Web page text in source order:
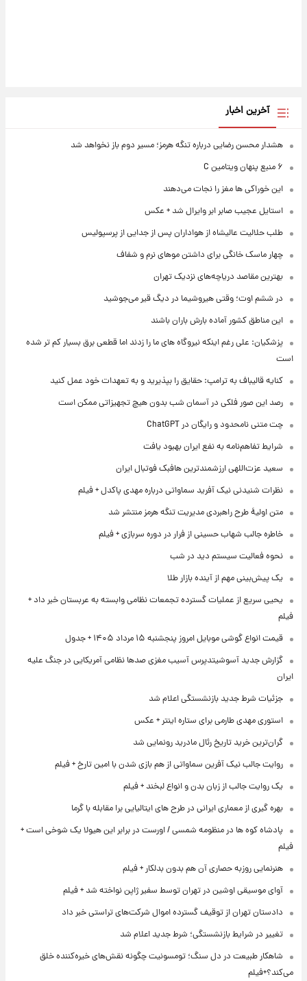
آخرین اخبار
هشدار محسن رضایی درباره تنگه هرمز؛ مسیر دوم باز نخواهد شد
۶ منبع پنهان ویتامین C
این خوراکی ها مغز را نجات می‌دهند
استایل عجیب صابر ابر وایرال شد + عکس
طلب حلالیت عالیشاه از هواداران پس از جدایی از پرسپولیس
چهار ماسک خانگی برای داشتن موهای نرم و شفاف
بهترین مقاصد دریاچه‌های نزدیک تهران
در ششم اوت؛ وقتی هیروشیما در دیگ قیر می‌جوشید
این مناطق کشور آماده بارش باران باشند
پزشکیان: علی رغم اینکه نیروگاه های ما را زدند اما قطعی برق بسیار کم تر شده
است
کنایه قالیباف به ترامپ: حقایق را بپذیرید و به تعهدات خود عمل کنید
رصد این صور فلکی در آسمان شب بدون هیچ تجهیزاتی ممکن است
چت متنی نامحدود و رایگان در ChatGPT
شرایط تفاهم‌نامه به نفع ایران بهبود یافت
سعید عزت‌اللهی ارزشمندترین هافبک فوتبال ایران
نظرات شنیدنی نیک آفرید سماواتی درباره مهدی پاکدل + فیلم
متن اولیۀ طرح راهبردی مدیریت تنگه هرمز منتشر شد
خاطره جالب شهاب حسینی از فرار در دوره سربازی + فیلم
نحوه فعالیت سیستم دید در شب
یک پیش‌بینی مهم از آینده بازار طلا
یحیی سریع از عملیات گسترده تجمعات نظامی وابسته به عربستان خبر داد +
فیلم
قیمت انواع گوشی موبایل امروز پنجشنبه ۱۵ مرداد ۱۴۰۵ + جدول
گزارش جدید آسوشیتدپرس آسیب مغزی صدها نظامی آمریکایی در جنگ علیه
ایران
جزئیات شرط جدید بازنشستگی اعلام شد
استوری مهدی طارمی برای ستاره اینتر + عکس
گران‌ترین خرید تاریخ رئال مادرید رونمایی شد
روایت جالب نیک آفرین سماواتی از هم بازی شدن با امین تارخ + فیلم
یک روایت جالب از زبان بدن و انواع لبخند + فیلم
بهره گیری از معماری ایرانی در طرح های ایتالیایی برا مقابله با گرما
پادشاه کوه ها در منظومه شمسی / اورست در برابر این هیولا یک شوخی است +
فیلم
هنرنمایی روزبه حصاری آن هم بدون بدلکار + فیلم
آوای موسیقی اوشین در تهران توسط سفیر ژاپن نواخته شد + فیلم
دادستان تهران از توقیف گسترده اموال شرکت‌های تراستی خبر داد
تغییر در شرایط بازنشستگی؛ شرط جدید اعلام شد
شاهکار طبیعت در دل سنگ؛ تومسونیت چگونه نقش‌های خیره‌کننده خلق
می‌کند؟+فیلم